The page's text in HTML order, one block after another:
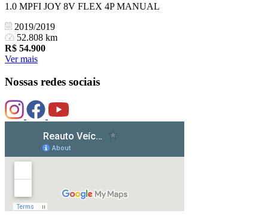
1.0 MPFI JOY 8V FLEX 4P MANUAL
2019/2019
52.808 km
R$ 54.900
Ver mais
Nossas redes sociais